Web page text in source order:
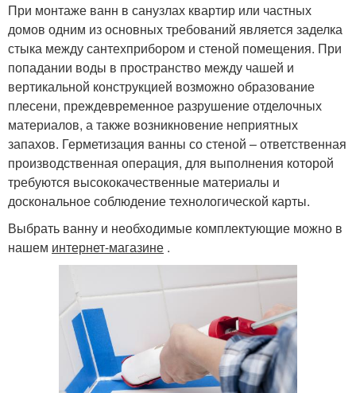
При монтаже ванн в санузлах квартир или частных
домов одним из основных требований является заделка
стыка между сантехприбором и стеной помещения. При
попадании воды в пространство между чашей и
вертикальной конструкцией возможно образование
плесени, преждевременное разрушение отделочных
материалов, а также возникновение неприятных
запахов. Герметизация ванны со стеной – ответственная
производственная операция, для выполнения которой
требуются высококачественные материалы и
доскональное соблюдение технологической карты.
Выбрать ванну и необходимые комплектующие можно в
нашем интернет-магазине .